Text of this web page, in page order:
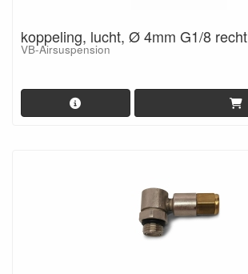
koppeling, lucht, Ø 4mm G1/8 recht
VB-Airsuspension